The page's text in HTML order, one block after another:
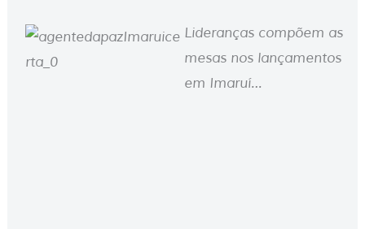
Lideranças compõem as
mesas nos lançamentos
em Imaruí…